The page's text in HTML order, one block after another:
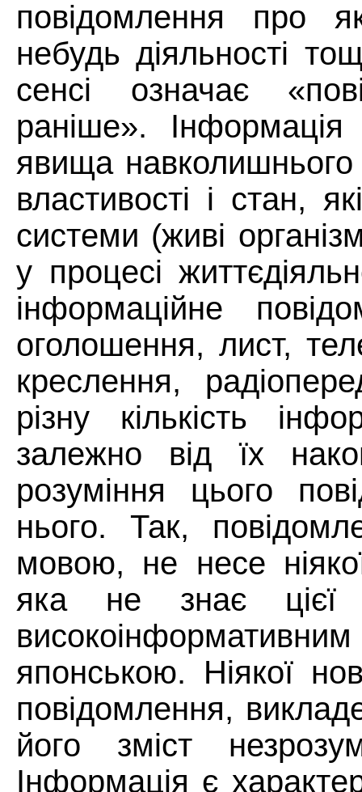
повідомлення про
небудь діяльності
сенсі означає
раніше».
явища
властивості і стан,
системи (живі
у процесі
інформаційне
оголошення, лист,
креслення,
різну кількість
залежно від їх
розуміння цього
нього. Так,
мовою, не несе
яка не знає
японською. Ніякої
повідомлення,
його зміст
Інформація є